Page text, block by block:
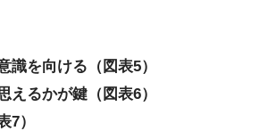
識を向ける（図表5）
えるかが鍵（図表6）
7）